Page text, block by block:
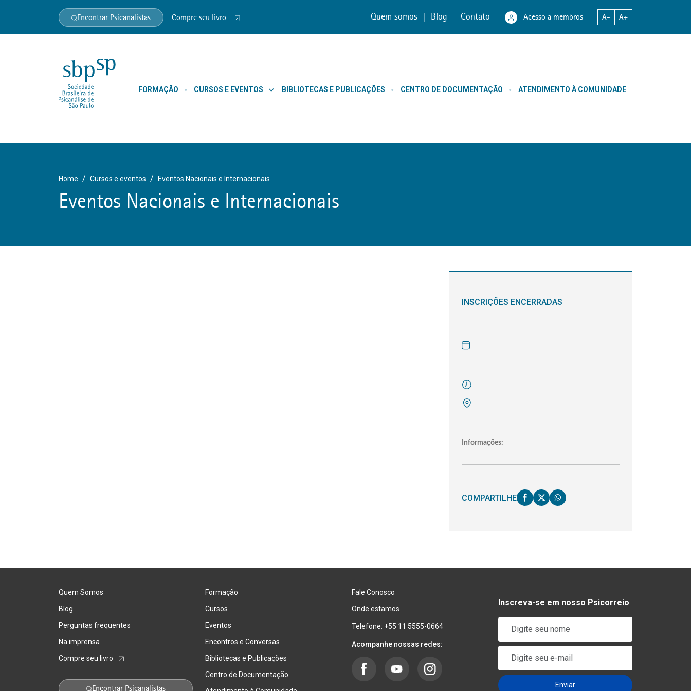
Encontrar Psicanalistas Compre seu livro Quem somos Blog Contato Acesso a membros A- A+
FORMAÇÃO CURSOS E EVENTOS BIBLIOTECAS E PUBLICAÇÕES CENTRO DE DOCUMENTAÇÃO ATENDIMENTO À COMUNIDADE
Home Cursos e eventos Eventos Nacionais e Internacionais
Eventos Nacionais e Internacionais
INSCRIÇÕES ENCERRADAS
Informações:
COMPARTILHE
Quem Somos
Blog
Perguntas frequentes
Na imprensa
Compre seu livro
Encontrar Psicanalistas
Formação
Cursos
Eventos
Encontros e Conversas
Bibliotecas e Publicações
Centro de Documentação
Fale Conosco
Onde estamos
Telefone: +55 11 5555-0664
Acompanhe nossas redes:
Inscreva-se em nosso Psicorreio